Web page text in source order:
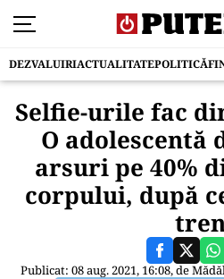
DEZVALUIRIACTUALITATEPOLITICĂ
Selfie-urile fac
O adolescentă
arsuri pe 40%
corpului, după
Publicat: 08 aug. 2021, 16:08, de